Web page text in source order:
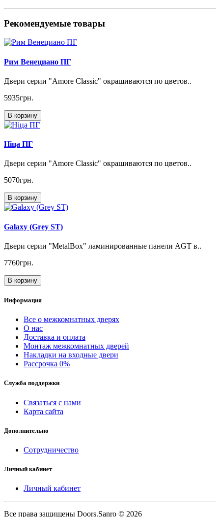
Рекомендуемые товары
Рим Венециано ПГ
Двери серии "Amore Classic" окрашиваются по цветов..
5935грн.
В корзину
Ніца ПГ
Двери серии "Amore Classic" окрашиваются по цветов..
5070грн.
В корзину
Galaxy (Grey ST)
Двери серии "MetalBox" ламинированные панели AGT в..
7760грн.
В корзину
Информация
Все о межкомнатных дверях
О нас
Доставка и оплата
Монтаж межкомнатных дверей
Накладки на входные двери
Рассрочка 0%
Служба поддержки
Связаться с нами
Карта сайта
Дополнительно
Сотрудничество
Личный кабинет
Личный кабинет
Все права защищены Doors.Sanro © 2026